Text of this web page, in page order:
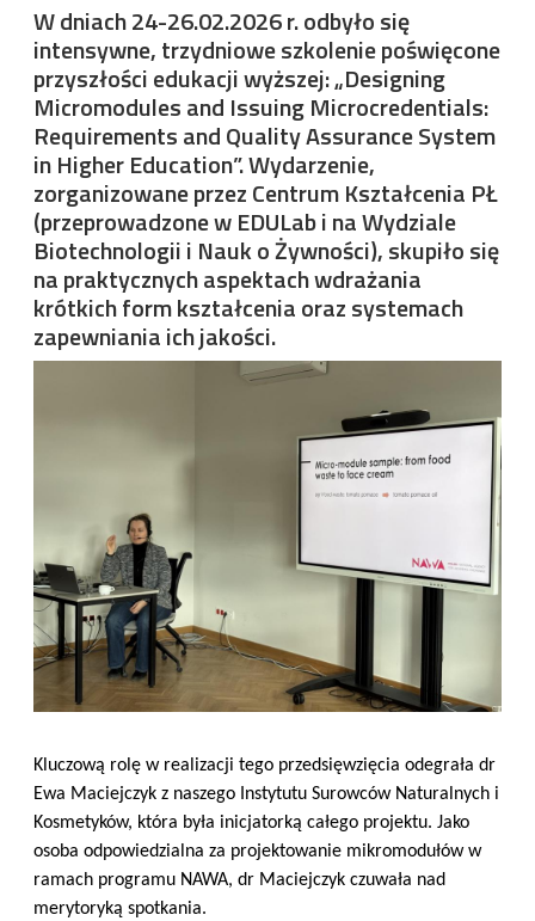
W dniach 24-26.02.2026 r. odbyło się
intensywne, trzydniowe szkolenie poświęcone
przyszłości edukacji wyższej: „Designing
Micromodules and Issuing Microcredentials:
Requirements and Quality Assurance System
in Higher Education”. Wydarzenie,
zorganizowane przez Centrum Kształcenia PŁ
(przeprowadzone w EDULab i na Wydziale
Biotechnologii i Nauk o Żywności), skupiło się
na praktycznych aspektach wdrażania
krótkich form kształcenia oraz systemach
zapewniania ich jakości.
Kluczową rolę w realizacji tego przedsięwzięcia odegrała dr
Ewa Maciejczyk z naszego Instytutu Surowców Naturalnych i
Kosmetyków, która była inicjatorką całego projektu. Jako
osoba odpowiedzialna za projektowanie mikromodułów w
ramach programu NAWA, dr Maciejczyk czuwała nad
merytoryką spotkania.